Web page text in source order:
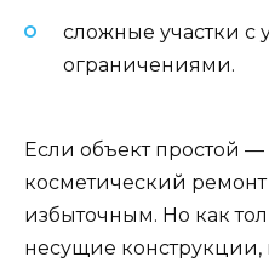
сложные участки с
ограничениями.
Если объект простой
косметический
избыточным. Но как
несущие